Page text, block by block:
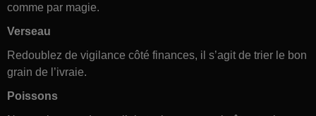
comme par magie.
Verseau
Redoublez de vigilance côté finances, il s’agit de trier le bon
grain de l’ivraie.
Poissons